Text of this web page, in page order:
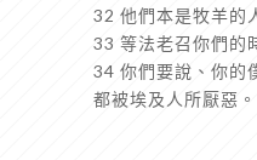
32 他們本是牧羊的
33 等法老召你們的
34 你們要說、你的
都被埃及人所厭惡。